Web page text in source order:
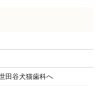
田谷犬猫歯科へ